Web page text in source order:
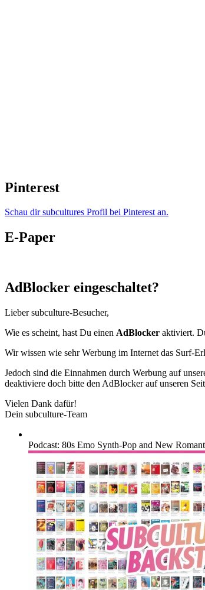
Pinterest
Schau dir subcultures Profil bei Pinterest an.
E-Paper
AdBlocker eingeschaltet?
Lieber subculture-Besucher,
Wie es scheint, hast Du einen AdBlocker aktiviert.
Wir wissen wie sehr Werbung im Internet das Surf-
Jedoch sind die Einnahmen durch Werbung auf
deaktiviere doch bitte den AdBlocker auf unseren
Vielen Dank dafür!
Dein subculture-Team
Podcast: 80s Emo Synth-Pop and New